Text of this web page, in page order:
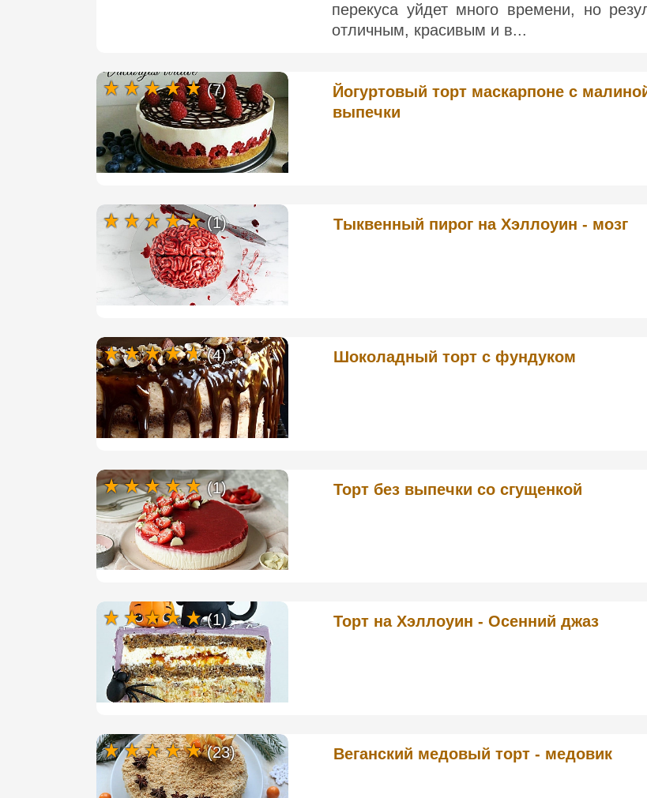
перекуса уйдет много времени, но
отличным, красивым и в...
Йогуртовый торт маскарпоне с
выпечки
(7)
Тыквенный пирог на Хэллоуин - мозг
(1)
Шоколадный торт с фундуком
(4)
Торт без выпечки со сгущенкой
(1)
Торт на Хэллоуин - Осенний джаз
(1)
Веганский медовый торт - медовик
(23)